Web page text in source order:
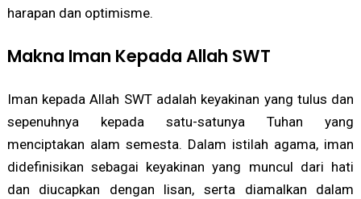
harapan dan optimisme.
Makna Iman Kepada Allah SWT
Iman kepada Allah SWT adalah keyakinan yang tulus dan
sepenuhnya kepada satu-satunya Tuhan yang
menciptakan alam semesta. Dalam istilah agama, iman
didefinisikan sebagai keyakinan yang muncul dari hati
dan diucapkan dengan lisan, serta diamalkan dalam